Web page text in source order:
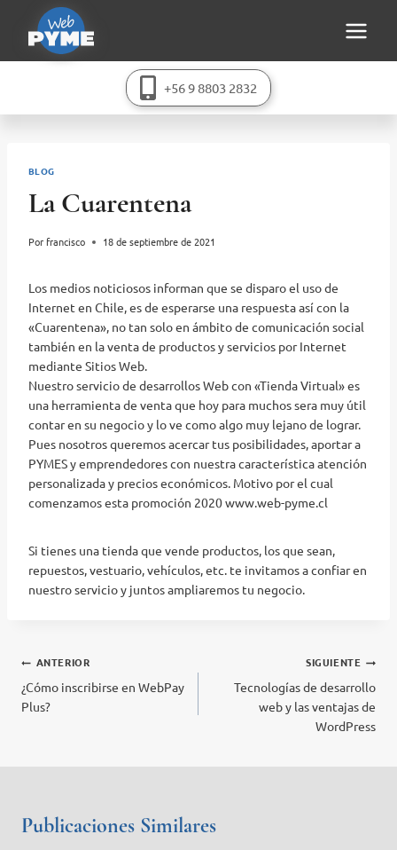
contenido
+56 9 8803 2832
BLOG
La Cuarentena
Porfrancisco 18 de septiembre de 2021
Los medios noticiosos informan que se disparo el uso de
Internet en Chile, es de esperarse una respuesta así con la
«Cuarentena», no tan solo en ámbito de comunicación social
también en la venta de productos y servicios por Internet
mediante Sitios Web.
Nuestro servicio de desarrollos Web con «Tienda Virtual» es
una herramienta de venta que hoy para muchos sera muy útil
contar en su negocio y lo ve como algo muy lejano de lograr.
Pues nosotros queremos acercar tus posibilidades, aportar a
PYMES y emprendedores con nuestra característica atención
personalizada y precios económicos. Motivo por el cual
comenzamos esta promoción 2020 www.web-pyme.cl
Si tienes una tienda que vende productos, los que sean,
repuestos, vestuario, vehículos, etc. te invitamos a confiar en
nuestro servicio y juntos ampliaremos tu negocio.
Navegación
de
ANTERIOR
¿Cómo inscribirse en WebPay
Plus?
SIGUIENTE
Tecnologías de desarrollo
web y las ventajas de
WordPress
Publicaciones Similares